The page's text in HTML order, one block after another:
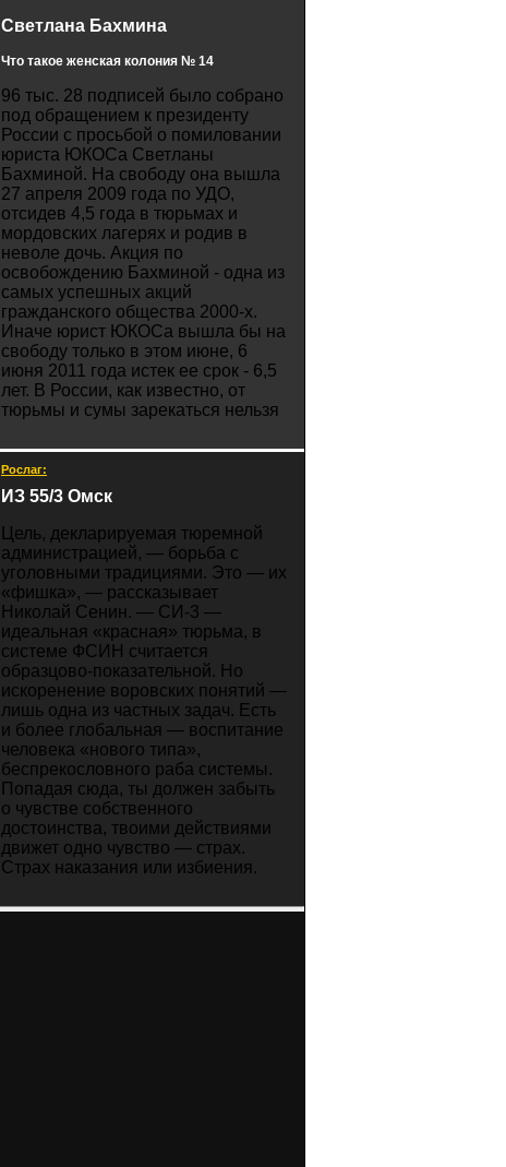
Светлана Бахмина
Что такое женская колония № 14
96 тыс. 28 подписей было собрано
под обращением к президенту
России с просьбой о помиловании
юриста ЮКОСа Светланы
Бахминой. На свободу она вышла
27 апреля 2009 года по УДО,
отсидев 4,5 года в тюрьмах и
мордовских лагерях и родив в
неволе дочь. Акция по
освобождению Бахминой - одна из
самых успешных акций
гражданского общества 2000-х.
Иначе юрист ЮКОСа вышла бы на
свободу только в этом июне, 6
июня 2011 года истек ее срок - 6,5
лет. В России, как известно, от
тюрьмы и сумы зарекаться нельзя
Рослаг:
ИЗ 55/3 Омск
Цель, декларируемая тюремной
администрацией, — борьба с
уголовными традициями. Это — их
«фишка», — рассказывает
Николай Сенин. — СИ-3 —
идеальная «красная» тюрьма, в
системе ФСИН считается
образцово-показательной. Но
искоренение воровских понятий —
лишь одна из частных задач. Есть
и более глобальная — воспитание
человека «нового типа»,
беспрекословного раба системы.
Попадая сюда, ты должен забыть
о чувстве собственного
достоинства, твоими действиями
движет одно чувство — страх.
Страх наказания или избиения.